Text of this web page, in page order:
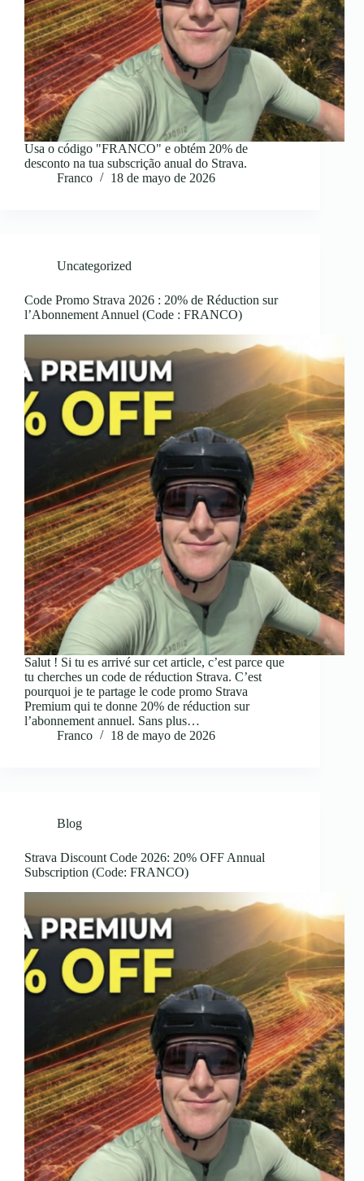
Usa o código "FRANCO" e obtém 20% de
desconto na tua subscrição anual do Strava.
Franco
18 de mayo de 2026
Uncategorized
Code Promo Strava 2026 : 20% de Réduction sur
l’Abonnement Annuel (Code : FRANCO)
Salut ! Si tu es arrivé sur cet article, c’est parce que
tu cherches un code de réduction Strava. C’est
pourquoi je te partage le code promo Strava
Premium qui te donne 20% de réduction sur
l’abonnement annuel. Sans plus…
Franco
18 de mayo de 2026
Blog
Strava Discount Code 2026: 20% OFF Annual
Subscription (Code: FRANCO)